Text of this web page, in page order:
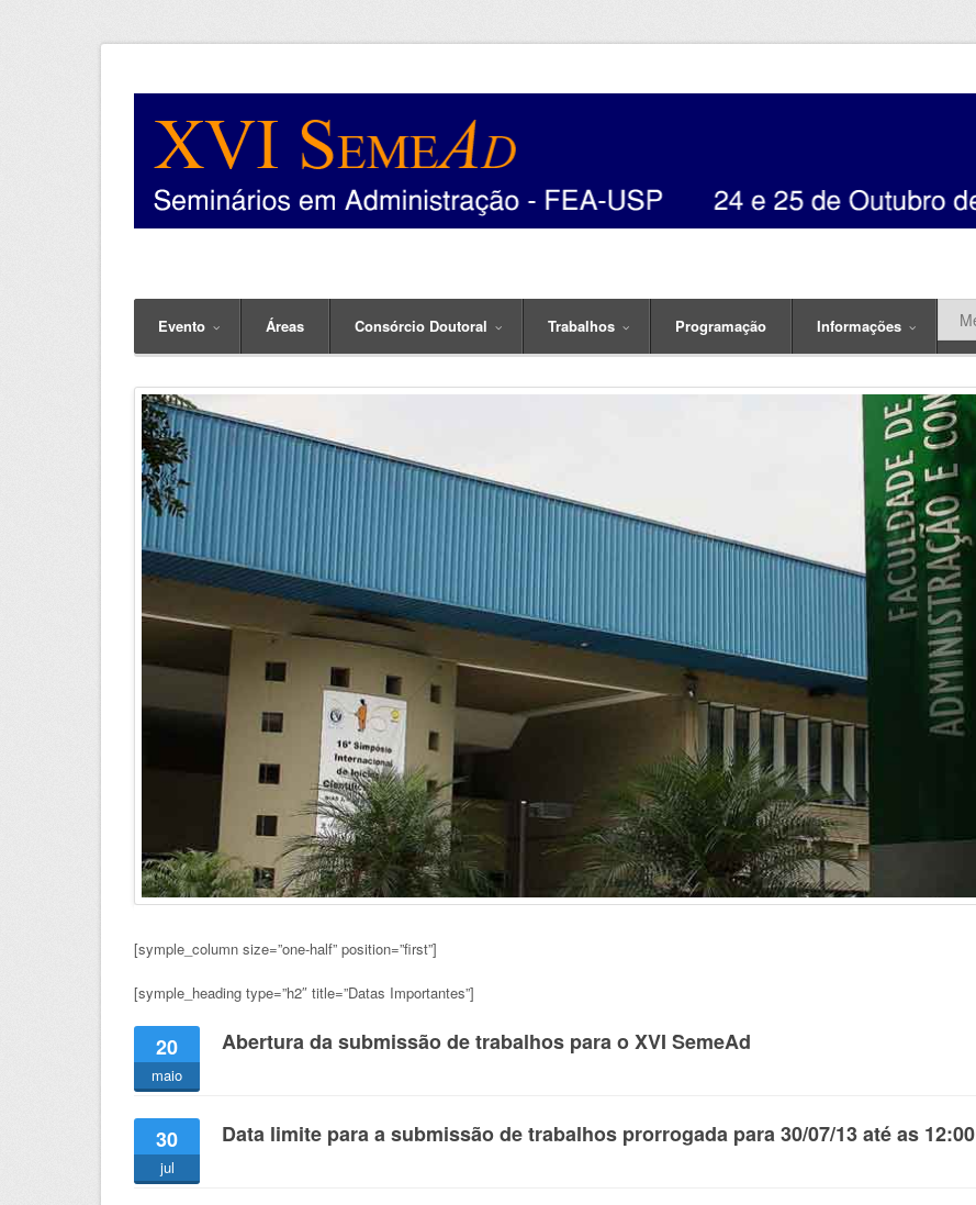
Evento Áreas Consórcio Doutoral Trabalhos Programação Informações
[symple_column size=”one-half” position=”first”]
[symple_heading type=”h2″ title=”Datas Importantes”]
20
maio
Abertura da submissão de trabalhos para o XVI SemeAd
30
jul
Data limite para a submissão de trabalhos prorrogada para 30/07/13 até as 12:00